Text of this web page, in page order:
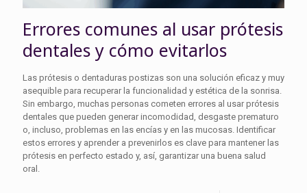
Errores comunes al usar prótesis
dentales y cómo evitarlos
Las prótesis o dentaduras postizas son una solución eficaz y muy
asequible para recuperar la funcionalidad y estética de la sonrisa.
Sin embargo, muchas personas cometen errores al usar prótesis
dentales que pueden generar incomodidad, desgaste prematuro
o, incluso, problemas en las encías y en las mucosas. Identificar
estos errores y aprender a prevenirlos es clave para mantener las
prótesis en perfecto estado y, así, garantizar una buena salud
oral.